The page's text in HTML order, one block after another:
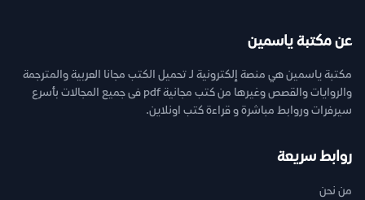
عن مكتبة ياسمين
مكتبة ياسمين هي منصة إلكترونية لـ تحميل الكتب مجانا العربية والمترجمة
والروايات والقصص وغيرها من كتب مجانية pdf فى جميع المجالات بأسرع
سيرفرات وروابط مباشرة و قراءة كتب اونلاين.
روابط سريعة
من نحن